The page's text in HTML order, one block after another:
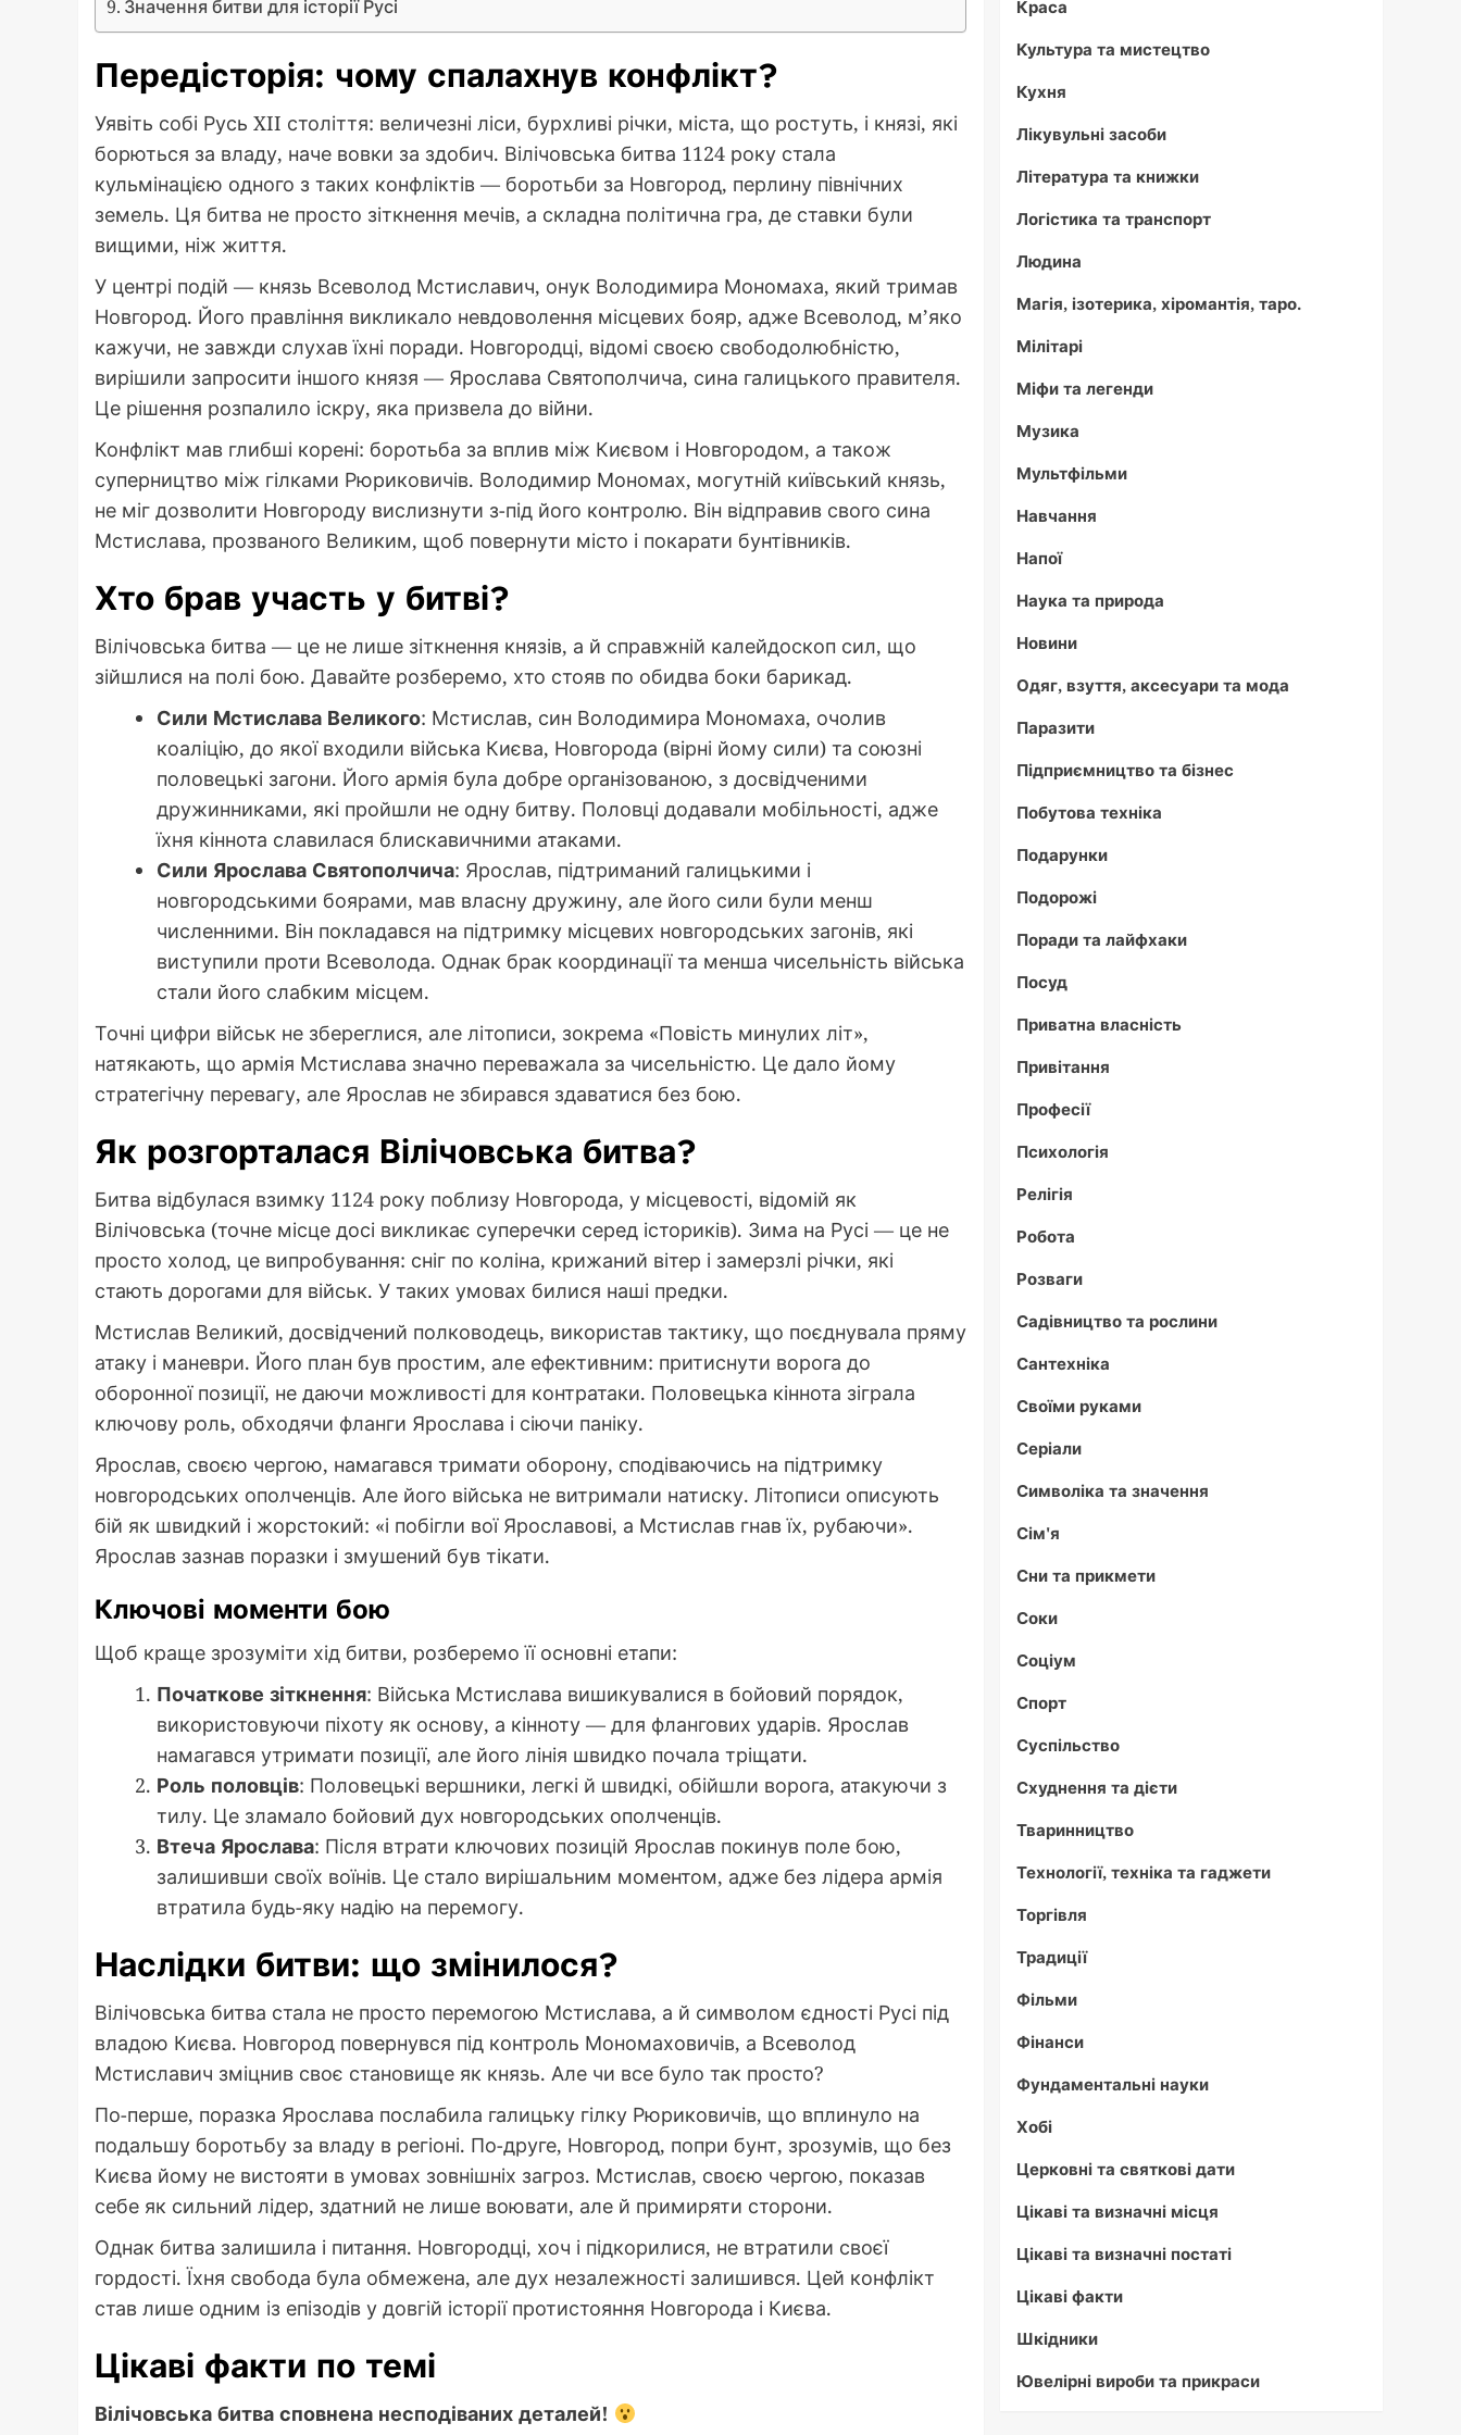
Значення битви для історії Русі
Передісторія: чому спалахнув конфлікт?
Уявіть собі Русь XII століття: величезні ліси, бурхливі річки, міста, що ростуть, і князі, які
борються за владу, наче вовки за здобич. Вілічовська битва 1124 року стала
кульмінацією одного з таких конфліктів — боротьби за Новгород, перлину північних
земель. Ця битва не просто зіткнення мечів, а складна політична гра, де ставки були
вищими, ніж життя.
У центрі подій — князь Всеволод Мстиславич, онук Володимира Мономаха, який тримав
Новгород. Його правління викликало невдоволення місцевих бояр, адже Всеволод, м’яко
кажучи, не завжди слухав їхні поради. Новгородці, відомі своєю свободолюбністю,
вирішили запросити іншого князя — Ярослава Святополчича, сина галицького правителя.
Це рішення розпалило іскру, яка призвела до війни.
Конфлікт мав глибші корені: боротьба за вплив між Києвом і Новгородом, а також
суперництво між гілками Рюриковичів. Володимир Мономах, могутній київський князь,
не міг дозволити Новгороду вислизнути з-під його контролю. Він відправив свого сина
Мстислава, прозваного Великим, щоб повернути місто і покарати бунтівників.
Хто брав участь у битві?
Вілічовська битва — це не лише зіткнення князів, а й справжній калейдоскоп сил, що
зійшлися на полі бою. Давайте розберемо, хто стояв по обидва боки барикад.
Сили Мстислава Великого: Мстислав, син Володимира Мономаха, очолив
коаліцію, до якої входили війська Києва, Новгорода (вірні йому сили) та союзні
половецькі загони. Його армія була добре організованою, з досвідченими
дружинниками, які пройшли не одну битву. Половці додавали мобільності, адже
їхня кіннота славилася блискавичними атаками.
Сили Ярослава Святополчича: Ярослав, підтриманий галицькими і
новгородськими боярами, мав власну дружину, але його сили були менш
численними. Він покладався на підтримку місцевих новгородських загонів, які
виступили проти Всеволода. Однак брак координації та менша чисельність війська
стали його слабким місцем.
Точні цифри військ не збереглися, але літописи, зокрема «Повість минулих літ»,
натякають, що армія Мстислава значно переважала за чисельністю. Це дало йому
стратегічну перевагу, але Ярослав не збирався здаватися без бою.
Як розгорталася Вілічовська битва?
Битва відбулася взимку 1124 року поблизу Новгорода, у місцевості, відомій як
Вілічовська (точне місце досі викликає суперечки серед істориків). Зима на Русі — це не
просто холод, це випробування: сніг по коліна, крижаний вітер і замерзлі річки, які
стають дорогами для військ. У таких умовах билися наші предки.
Мстислав Великий, досвідчений полководець, використав тактику, що поєднувала пряму
атаку і маневри. Його план був простим, але ефективним: притиснути ворога до
оборонної позиції, не даючи можливості для контратаки. Половецька кіннота зіграла
ключову роль, обходячи фланги Ярослава і сіючи паніку.
Ярослав, своєю чергою, намагався тримати оборону, сподіваючись на підтримку
новгородських ополченців. Але його війська не витримали натиску. Літописи описують
бій як швидкий і жорстокий: «і побігли вої Ярославові, а Мстислав гнав їх, рубаючи».
Ярослав зазнав поразки і змушений був тікати.
Ключові моменти бою
Щоб краще зрозуміти хід битви, розберемо її основні етапи:
Початкове зіткнення: Війська Мстислава вишикувалися в бойовий порядок,
використовуючи піхоту як основу, а кінноту — для флангових ударів. Ярослав
намагався утримати позиції, але його лінія швидко почала тріщати.
Роль половців: Половецькі вершники, легкі й швидкі, обійшли ворога, атакуючи з
тилу. Це зламало бойовий дух новгородських ополченців.
Втеча Ярослава: Після втрати ключових позицій Ярослав покинув поле бою,
залишивши своїх воїнів. Це стало вирішальним моментом, адже без лідера армія
втратила будь-яку надію на перемогу.
Наслідки битви: що змінилося?
Вілічовська битва стала не просто перемогою Мстислава, а й символом єдності Русі під
владою Києва. Новгород повернувся під контроль Мономаховичів, а Всеволод
Мстиславич зміцнив своє становище як князь. Але чи все було так просто?
По-перше, поразка Ярослава послабила галицьку гілку Рюриковичів, що вплинуло на
подальшу боротьбу за владу в регіоні. По-друге, Новгород, попри бунт, зрозумів, що без
Києва йому не вистояти в умовах зовнішніх загроз. Мстислав, своєю чергою, показав
себе як сильний лідер, здатний не лише воювати, але й примиряти сторони.
Однак битва залишила і питання. Новгородці, хоч і підкорилися, не втратили своєї
гордості. Їхня свобода була обмежена, але дух незалежності залишився. Цей конфлікт
став лише одним із епізодів у довгій історії протистояння Новгорода і Києва.
Цікаві факти по темі
Вілічовська битва сповнена несподіваних деталей!
Краса
Культура та мистецтво
Кухня
Лікувульні засоби
Література та книжки
Логістика та транспорт
Людина
Магія, ізотерика, хіромантія, таро.
Мілітарі
Міфи та легенди
Музика
Мультфільми
Навчання
Напої
Наука та природа
Новини
Одяг, взуття, аксесуари та мода
Паразити
Підприємництво та бізнес
Побутова техніка
Подарунки
Подорожі
Поради та лайфхаки
Посуд
Приватна власність
Привітання
Професії
Психологія
Релігія
Робота
Розваги
Садівництво та рослини
Сантехніка
Своїми руками
Серіали
Символіка та значення
Сім'я
Сни та прикмети
Соки
Соціум
Спорт
Суспільство
Схуднення та дієти
Тваринництво
Технології, техніка та гаджети
Торгівля
Традиції
Фільми
Фінанси
Фундаментальні науки
Хобі
Церковні та святкові дати
Цікаві та визначні місця
Цікаві та визначні постаті
Цікаві факти
Шкідники
Ювелірні вироби та прикраси